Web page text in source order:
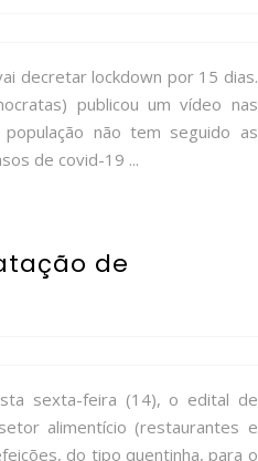
decretar lockdown por 15 dias.
publicou um vídeo nas
não tem seguido as
de covid-19 ...
de
sexta-feira (14), o edital de
alimentício (restaurantes e
do tipo quentinha, para o